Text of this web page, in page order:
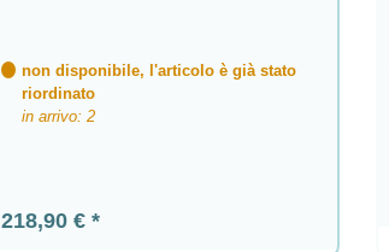
non disponibile, l'articolo è già stato
riordinato
in arrivo: 2
Prezzo normale:
218,90 €